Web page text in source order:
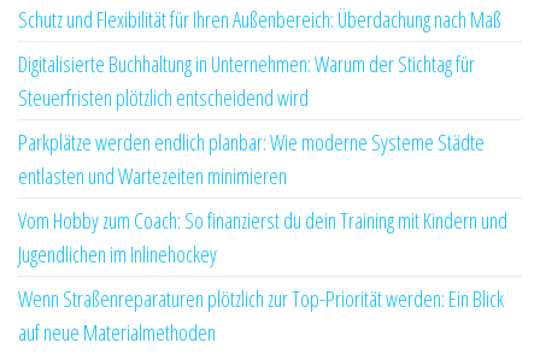
Schutz und Flexibilität für Ihren Außenbereich: Überdachung nach Maß
Digitalisierte Buchhaltung in Unternehmen: Warum der Stichtag für
Steuerfristen plötzlich entscheidend wird
Parkplätze werden endlich planbar: Wie moderne Systeme Städte
entlasten und Wartezeiten minimieren
Vom Hobby zum Coach: So finanzierst du dein Training mit Kindern und
Jugendlichen im Inlinehockey
Wenn Straßenreparaturen plötzlich zur Top-Priorität werden: Ein Blick
auf neue Materialmethoden